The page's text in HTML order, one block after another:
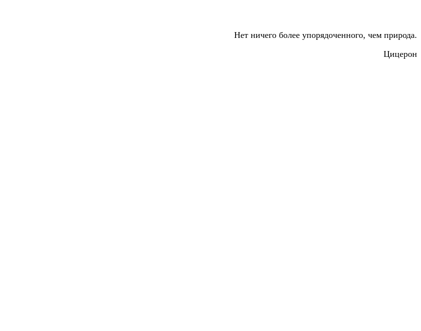
Нет ничего более упорядоченного, чем природа.
Цицерон